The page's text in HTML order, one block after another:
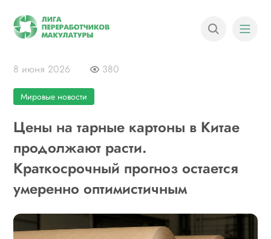
8 июня 2026 380
Мировые новости
Цены на тарные картоны в Китае
продолжают расти.
Краткосрочный прогноз остается
умеренно оптимистичным